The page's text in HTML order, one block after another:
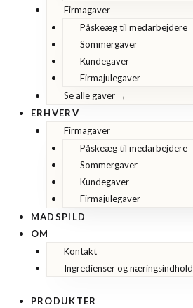
Firmagaver
Påskeæg til medarbejdere
Sommergaver
Kundegaver
Firmajulegaver
Se alle gaver →
ERHVERV
Firmagaver
Påskeæg til medarbejdere
Sommergaver
Kundegaver
Firmajulegaver
MADSPILD
OM
Kontakt
Ingredienser og næringsindhold
PRODUKTER